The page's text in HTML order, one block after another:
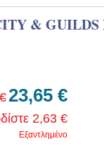
& GUILDS
23,65 €
2,63 €
Εξαντλημένο